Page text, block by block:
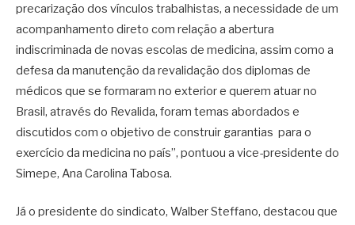
precarização dos vínculos trabalhistas, a necessidade de um
acompanhamento direto com relação a abertura
indiscriminada de novas escolas de medicina, assim como a
defesa da manutenção da revalidação dos diplomas de
médicos que se formaram no exterior e querem atuar no
Brasil, através do Revalida, foram temas abordados e
discutidos com o objetivo de construir garantias para o
exercício da medicina no país”, pontuou a vice-presidente do
Simepe, Ana Carolina Tabosa.
Já o presidente do sindicato, Walber Steffano, destacou que